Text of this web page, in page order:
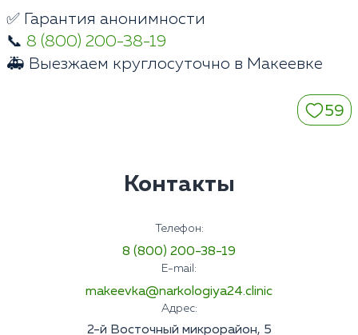
✅ Гарантия анонимности
📞 8 (800) 200-38-19
🚑 Выезжаем круглосуточно в Макеевке
59
Контакты
Телефон:
8 (800) 200-38-19
E-mail:
makeevka@narkologiya24.clinic
Адрес:
2-й Восточный микрорайон, 5